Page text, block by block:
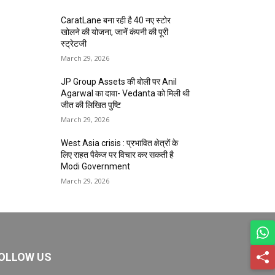
CaratLane बना रही है 40 नए स्टोर
खोलने की योजना, जानें कंपनी की पूरी
स्ट्रेटजी
March 29, 2026
JP Group Assets की बोली पर Anil
Agarwal का दावा- Vedanta को मिली थी
जीत की लिखित पुष्टि
March 29, 2026
West Asia crisis : प्रभावित क्षेत्रों के
लिए राहत पैकेज पर विचार कर सकती है
Modi Government
March 29, 2026
US